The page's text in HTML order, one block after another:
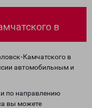
в
Камчатского в
автомобильным и
по направлению
вы можете